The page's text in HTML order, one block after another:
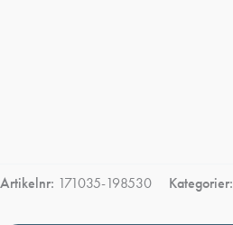
Artikelnr: 171035-198530 Kategorier: